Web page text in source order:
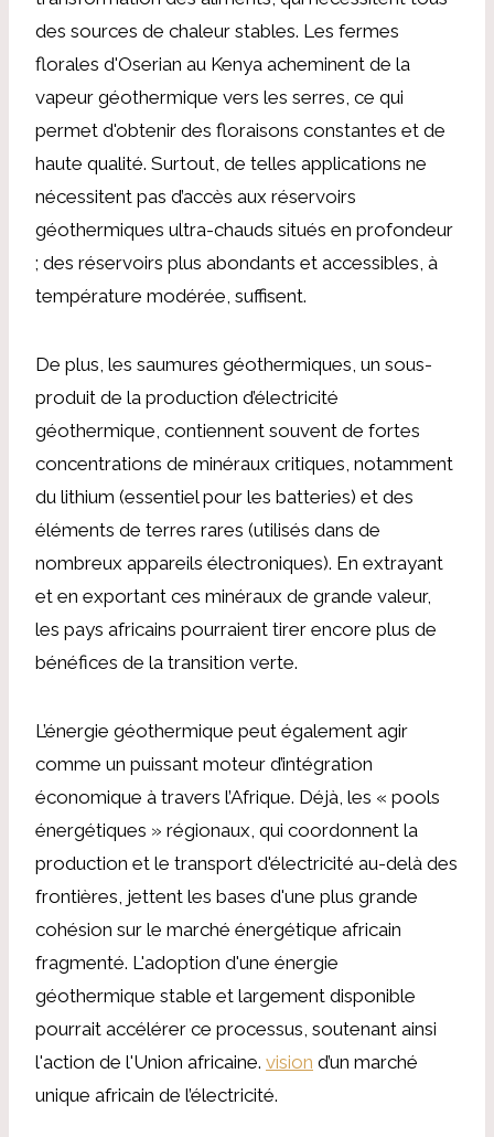
des sources de chaleur stables. Les fermes
florales d'Oserian au Kenya acheminent de la
vapeur géothermique vers les serres, ce qui
permet d'obtenir des floraisons constantes et de
haute qualité. Surtout, de telles applications ne
nécessitent pas d’accès aux réservoirs
géothermiques ultra-chauds situés en profondeur
; des réservoirs plus abondants et accessibles, à
température modérée, suffisent.
De plus, les saumures géothermiques, un sous-
produit de la production d’électricité
géothermique, contiennent souvent de fortes
concentrations de minéraux critiques, notamment
du lithium (essentiel pour les batteries) et des
éléments de terres rares (utilisés dans de
nombreux appareils électroniques). En extrayant
et en exportant ces minéraux de grande valeur,
les pays africains pourraient tirer encore plus de
bénéfices de la transition verte.
L’énergie géothermique peut également agir
comme un puissant moteur d’intégration
économique à travers l’Afrique. Déjà, les « pools
énergétiques » régionaux, qui coordonnent la
production et le transport d'électricité au-delà des
frontières, jettent les bases d'une plus grande
cohésion sur le marché énergétique africain
fragmenté. L'adoption d'une énergie
géothermique stable et largement disponible
pourrait accélérer ce processus, soutenant ainsi
l'action de l'Union africaine. vision d’un marché
unique africain de l’électricité.